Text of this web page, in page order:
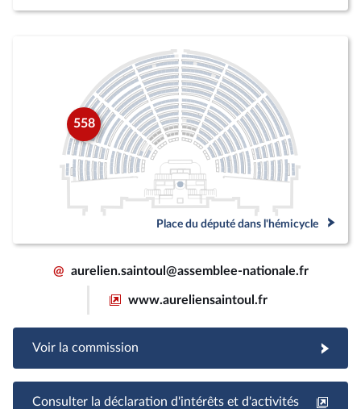
558
Place du député dans l'hémicycle
@ aurelien.saintoul@assemblee-nationale.fr
www.aureliensaintoul.fr
Voir la commission
Consulter la déclaration d'intérêts et d'activités